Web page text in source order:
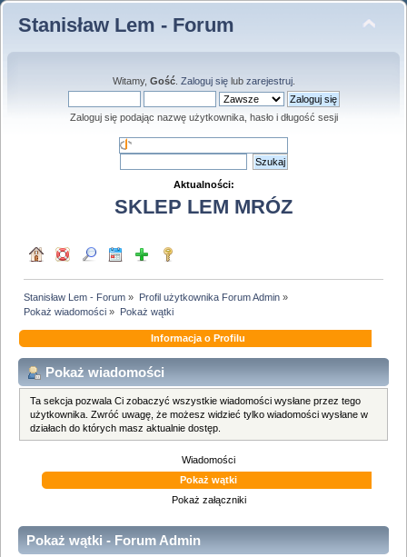
Stanisław Lem - Forum
Witamy, Gość. Zaloguj sięlub zarejestruj.
Zaloguj się podając nazwę użytkownika, hasło i długość sesji
Aktualności:
SKLEP LEM MRÓZ
Stanisław Lem - Forum » Profil użytkownika Forum Admin»
Pokaż wiadomości » Pokaż wątki
Informacja o Profilu
Pokaż wiadomości
Ta sekcja pozwala Ci zobaczyć wszystkie wiadomości wysłane przez tego
użytkownika. Zwróć uwagę, że możesz widzieć tylko wiadomości wysłane w
działach do których masz aktualnie dostęp.
Wiadomości
Pokaż wątki
Pokaż załączniki
Pokaż wątki - Forum Admin